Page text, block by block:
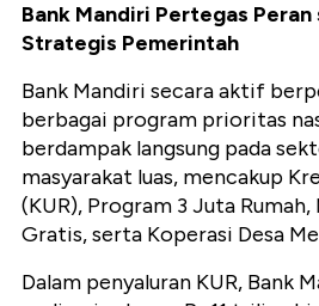
Bank Mandiri Pertegas
Strategis Pemerintah
Bank Mandiri secara aktif
berbagai program prioritas
berdampak langsung pada
masyarakat luas, mencakup
(KUR), Program 3 Juta
Gratis, serta Koperasi Desa
Dalam penyaluran KUR, Bank